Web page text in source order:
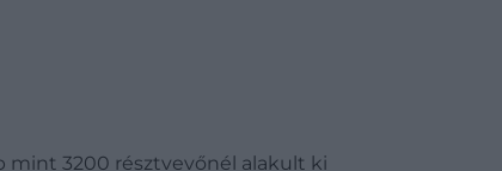
mint 3200 résztvevőnél alakult ki